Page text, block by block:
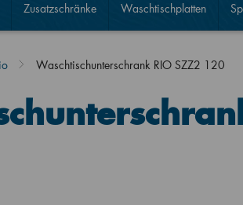
Zusatzschränke Waschtischplatten
Waschtischunterschrank RIO SZZ2 120